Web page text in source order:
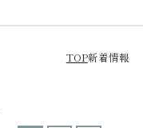
TOP新着情報